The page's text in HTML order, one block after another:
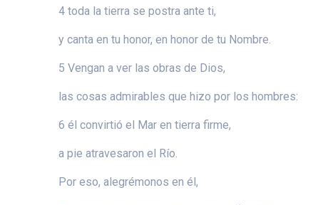
4 toda la tierra se postra ante ti,
y canta en tu honor, en honor de tu Nombre.
5 Vengan a ver las obras de Dios,
las cosas admirables que hizo por los hombres:
6 él convirtió el Mar en tierra firme,
a pie atravesaron el Río.
Por eso, alegrémonos en él,